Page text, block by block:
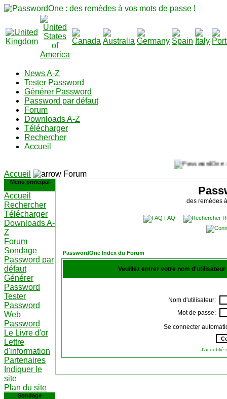
News A-Z
Tester Password
Générer Password
Password par défaut
Forum
Downloads A-Z
Télécharger
Rechercher
Accueil
Accueil Forum
Menu principal
Accueil
Rechercher
Télécharger
Downloads A-
Z
Forum
Sondage
Password par
défaut
Générer
Password
Tester
Password
Web
Password
Le Livre d'or
Lettre
d'information
Partenaires
Indiquer le
site
Plan du site
Sondage
des remèdes
FAQ
PasswordOne Index du Forum
Veuillez entrer votre nom
Nom d'utilisateur:
Mot de passe:
Se connecter
J'ai oublié